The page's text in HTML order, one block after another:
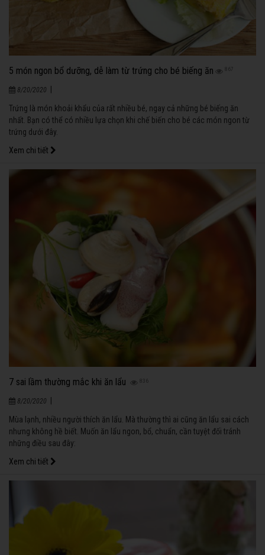
5 món ngon bổ dưỡng, dễ làm từ trứng cho bé biếng ăn 867
8/20/2020
Trứng là món khoải khẩu của rất nhiều bé, ngay cả những bé biếng ăn
nhất. Bạn có thể có nhiều lựa chọn khi chế biến cho bé các món ngon từ
trứng dưới đây.
Xem chi tiết
7 sai lầm thường mắc khi ăn lẩu 836
8/20/2020
Mùa lạnh, nhiều người thích ăn lẩu. Mà thường thì ai cũng ăn lẩu sai cách
nhưng không hề biết. Muốn ăn lẩu ngon, bổ, chuẩn, cần tuyệt đối tránh
những điều sau đây:
Xem chi tiết